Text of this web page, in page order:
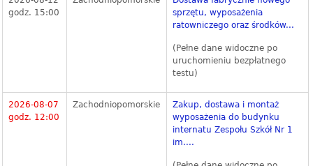
godz. 15:00
sprzętu, wyposażenia
ratowniczego oraz środków...
(Pełne dane widoczne po
uruchomieniu bezpłatnego
testu)
2026-08-07
godz. 12:00
Zachodniopomorskie
Zakup, dostawa i montaż
wyposażenia do budynku
internatu Zespołu Szkół Nr 1
im....